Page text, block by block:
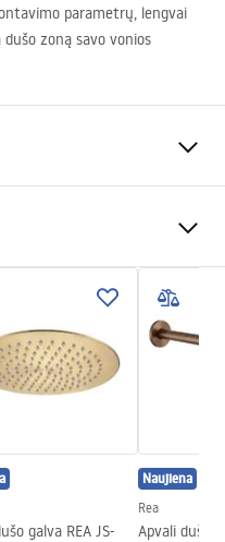
parametrų, lengvai
zoną savo vonios
mm
mm
galva REA JS-
Naujiena
Rea
Apvali dušo